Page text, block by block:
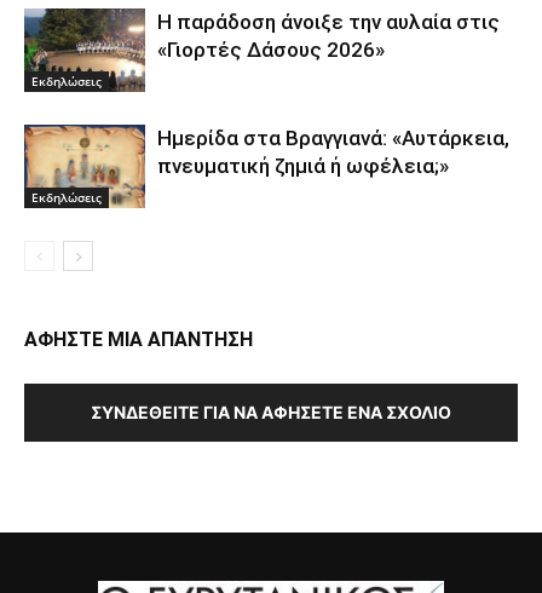
Εκδηλώσεις
Η παράδοση άνοιξε την αυλαία στις
«Γιορτές Δάσους 2026»
Εκδηλώσεις
Ημερίδα στα Βραγγιανά: «Αυτάρκεια,
πνευματική ζημιά ή ωφέλεια;»
ΑΦΗΣΤΕ ΜΙΑ ΑΠΑΝΤΗΣΗ
ΣΥΝΔΕΘΕΊΤΕ ΓΙΑ ΝΑ ΑΦΉΣΕΤΕ ΈΝΑ ΣΧΌΛΙΟ